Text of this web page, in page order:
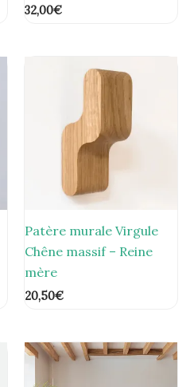
32,00€
Patère murale Virgule
Chêne massif – Reine
mère
20,50€